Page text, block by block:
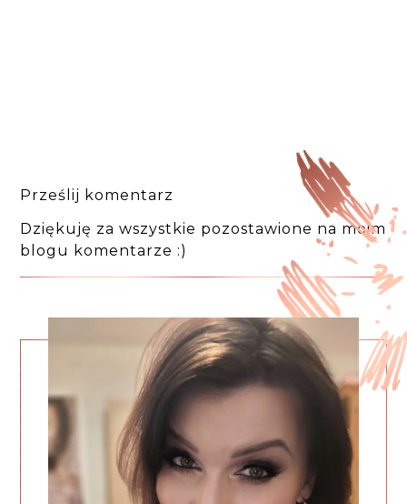
Prześlij komentarz
Dziękuję za wszystkie pozostawione na moim
blogu komentarze :)